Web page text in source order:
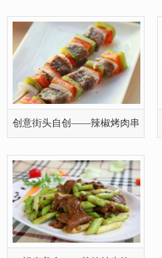
创意街头自创——辣椒烤肉串